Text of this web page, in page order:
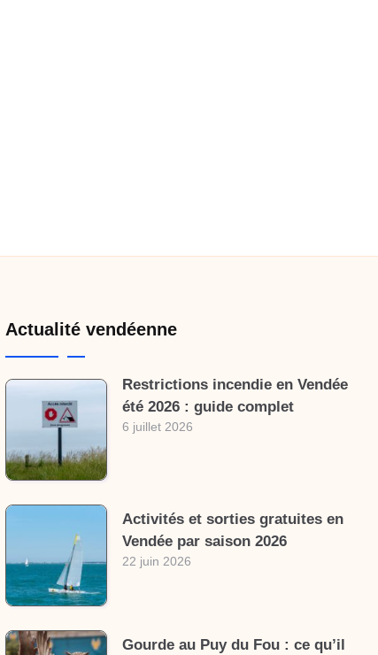
Actualité vendéenne
Restrictions incendie en Vendée
été 2026 : guide complet
6 juillet 2026
Activités et sorties gratuites en
Vendée par saison 2026
22 juin 2026
Gourde au Puy du Fou : ce qu’il